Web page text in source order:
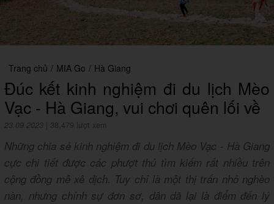
Trang chủ / MIA Go / Hà Giang
Đúc kết kinh nghiệm đi du lịch Mèo
Vạc - Hà Giang, vui chơi quên lối về
23.09.2023 38,479 lượt xem
Những chia sẻ kinh nghiệm đi du lịch Mèo Vạc - Hà Giang
cực chi tiết được các phượt thủ tìm kiếm rất nhiều trên
cộng đồng mê xê dịch. Tuy chỉ là một thị trấn nhỏ nghèo
nàn, nhưng chính sự đơn sơ, dân dã lại là điểm đến lý